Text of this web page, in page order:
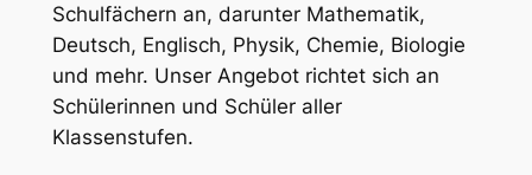
Schulfächern an, darunter Mathematik,
Deutsch, Englisch, Physik, Chemie, Biologie
und mehr. Unser Angebot richtet sich an
Schülerinnen und Schüler aller
Klassenstufen.